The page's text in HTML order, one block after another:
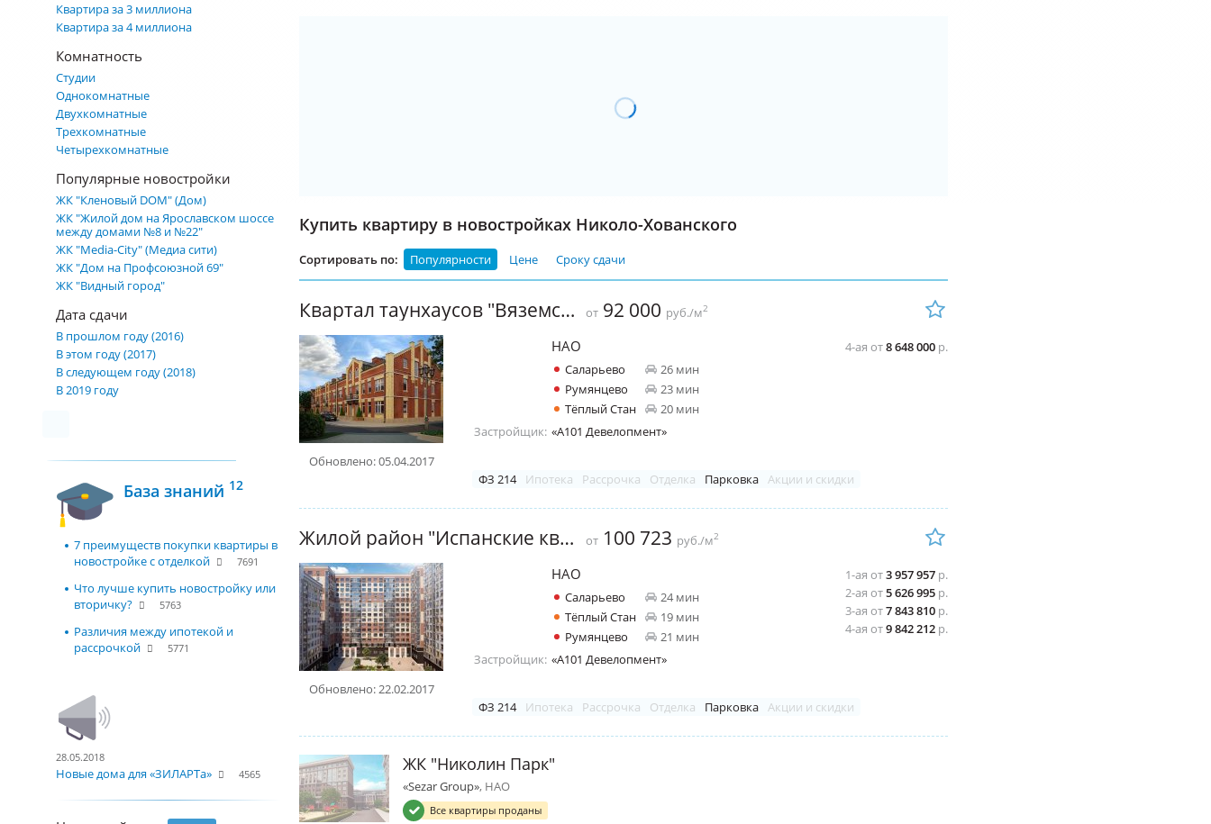
Квартира за 3 миллиона
Квартира за 4 миллиона
Комнатность
Студии
Однокомнатные
Двухкомнатные
Трехкомнатные
Четырехкомнатные
Популярные новостройки
ЖК "Кленовый DOM" (Дом)
ЖК "Жилой дом на Ярославском шоссе
между домами №8 и №22"
ЖК "Media-City" (Медиа сити)
ЖК "Дом на Профсоюзной 69"
ЖК "Видный город"
Дата сдачи
В прошлом году (2016)
В этом году (2017)
В следующем году (2018)
В 2019 году
База знаний 12
7 преимуществ покупки квартиры в
новостройке с отделкой
7691
Что лучше купить новостройку или
вторичку?
5763
Различия между ипотекой и
рассрочкой
5771
28.05.2018
Новые дома для «ЗИЛАРТа» 4565
Купить квартиру в новостройках Николо-Хованского
Сортировать по: Популярности Цене Сроку сдачи
Квартал таунхаусов "Вяземское" от 92 000 руб./м2
Обновлено: 05.04.2017
4-ая от8 648 000 р.
НАО
Саларьево
26 мин
Румянцево
23 мин
Тёплый Стан
20 мин
Застройщик: «А101 Девелопмент»
ФЗ 214 Ипотека Рассрочка Отделка Парковка Акции и скидки
Жилой район "Испанские кварталы" от 100 723 руб./м2
Обновлено: 22.02.2017
1-ая от3 957 957 р.
2-ая от5 626 995 р.
3-ая от7 843 810 р.
4-ая от9 842 212 р.
НАО
Саларьево
24 мин
Тёплый Стан
19 мин
Румянцево
21 мин
Застройщик: «А101 Девелопмент»
ФЗ 214 Ипотека Рассрочка Отделка Парковка Акции и скидки
ЖК "Николин Парк"
«Sezar Group», НАО
Все квартиры проданы